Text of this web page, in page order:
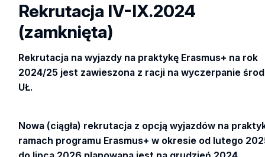
Rekrutacja IV-IX.2024
(zamknięta)
Rekrutacja na wyjazdy na praktykę Erasmus+ na rok
2024/25 jest zawieszona z racji na wyczerpanie
UŁ.
Nowa (ciągła) rekrutacja z opcją wyjazdów na
ramach programu Erasmus+ w okresie od lutego